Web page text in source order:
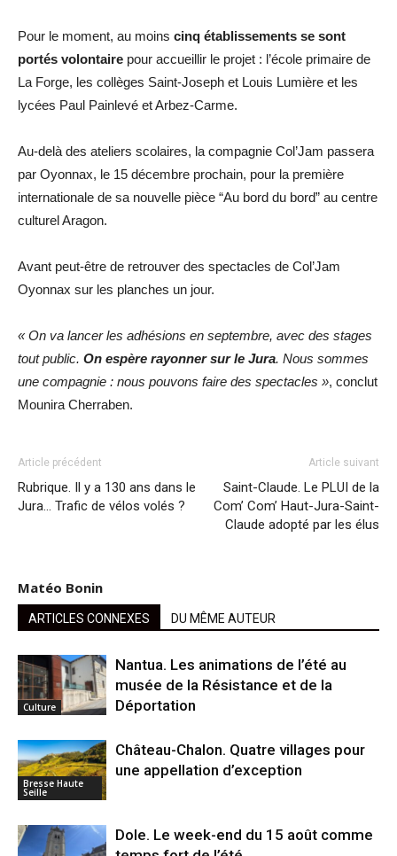
Pour le moment, au moins cinq établissements se sont
portés volontaire pour accueillir le projet : l’école primaire de
La Forge, les collèges Saint-Joseph et Louis Lumière et les
lycées Paul Painlevé et Arbez-Carme.
Au-delà des ateliers scolaires, la compagnie Col’Jam passera
par Oyonnax, le 15 décembre prochain, pour la première
internationale de sa nouvelle pièce “Au bord du bord” au centre
culturel Aragon.
Avant peut-être de retrouver des spectacles de Col’Jam
Oyonnax sur les planches un jour.
« On va lancer les adhésions en septembre, avec des stages
tout public. On espère rayonner sur le Jura. Nous sommes
une compagnie : nous pouvons faire des spectacles », conclut
Mounira Cherraben.
Article précédent
Rubrique. Il y a 130 ans dans le
Jura… Trafic de vélos volés ?
Article suivant
Saint-Claude. Le PLUI de la
Com’ Com’ Haut-Jura-Saint-
Claude adopté par les élus
Matéo Bonin
ARTICLES CONNEXES DU MÊME AUTEUR
Culture
Nantua. Les animations de l’été au
musée de la Résistance et de la
Déportation
Bresse Haute
Seille
Château-Chalon. Quatre villages pour
une appellation d’exception
Dole. Le week-end du 15 août comme